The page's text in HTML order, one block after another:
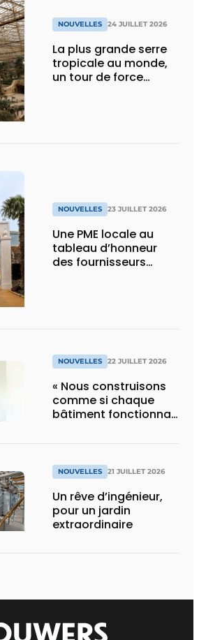
NOUVELLES 24 JUILLET 2026
La plus grande serre
tropicale au monde,
un tour de force
NOUVELLES 23 JUILLET 2026
Une PME locale au
tableau d’honneur
des fournisseurs
NOUVELLES 22 JUILLET 2026
« Nous construisons
comme si chaque
bâtiment fonctionnait
»NOUVELLES 21 JUILLET 2026
Un rêve d’ingénieur,
pour un jardin
extraordinaire